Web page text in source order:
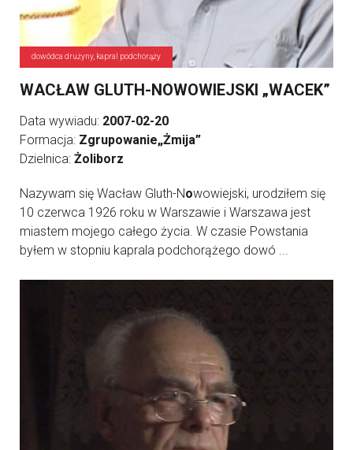
dowódca drużyny, kapral podchorąży
WACŁAW GLUTH-NOWOWIEJSKI „WACEK”
Data wywiadu: 2007-02-20
Formacja: Zgrupowanie„Żmija”
Dzielnica: Żoliborz
Nazywam się Wacław Gluth-Nowowiejski, urodziłem się
10 czerwca 1926 roku w Warszawie i Warszawa jest
miastem mojego całego życia. W czasie Powstania
byłem w stopniu kaprala podchorążego dowó ...